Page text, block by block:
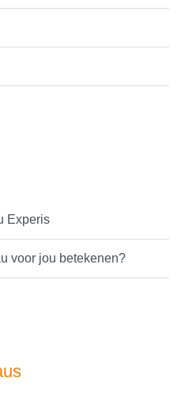
Experis
voor jou betekenen?